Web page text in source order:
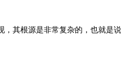
其根源是非常复杂的，也就是